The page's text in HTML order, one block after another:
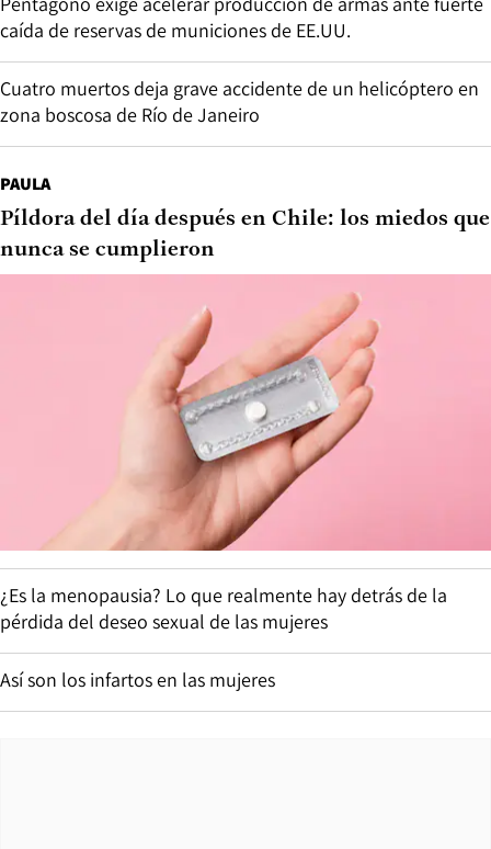
caída de reservas de municiones de EE.UU.
Cuatro muertos deja grave accidente de un helicóptero en
zona boscosa de Río de Janeiro
PAULA
Píldora del día después en Chile: los miedos que
nunca se cumplieron
¿Es la menopausia? Lo que realmente hay detrás de la
pérdida del deseo sexual de las mujeres
Así son los infartos en las mujeres